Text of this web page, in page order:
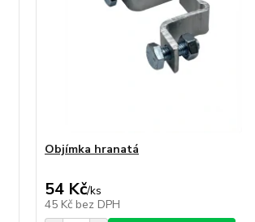
Objímka hranatá
54 Kč/ks
45 Kč bez DPH